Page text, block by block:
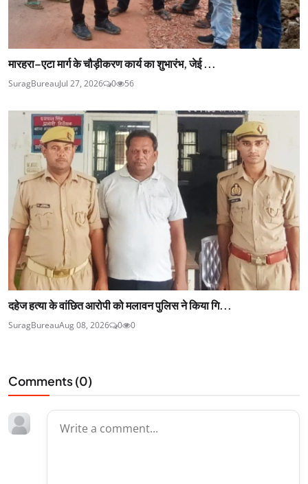
मारहरा–एटा मार्ग के चौड़ीकरण कार्य का शुभारंभ, जेई ...
SuragBureauJul 27, 2026 0 56
दहेज हत्या के वांछित आरोपी को मलावन पुलिस ने किया गि...
SuragBureauAug 08, 2026 0 0
Comments (0)